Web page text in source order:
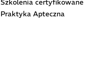
Szkolenia certyfikowane
Praktyka Apteczna